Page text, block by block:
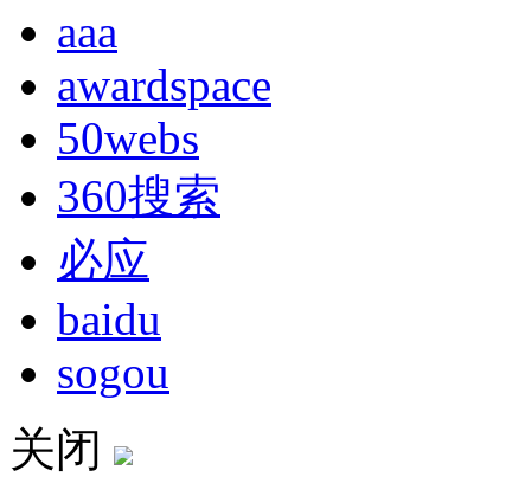
aaa
awardspace
50webs
360搜索
必应
baidu
sogou
关闭